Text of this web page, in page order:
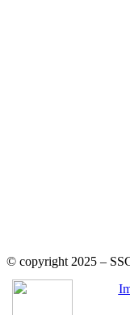
© copyright 2025 –